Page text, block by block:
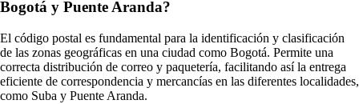
Bogotá y Puente Aranda?
El código postal es fundamental para la identificación y clasificación
de las zonas geográficas en una ciudad como Bogotá. Permite una
correcta distribución de correo y paquetería, facilitando así la entrega
eficiente de correspondencia y mercancías en las diferentes localidades,
como Suba y Puente Aranda.